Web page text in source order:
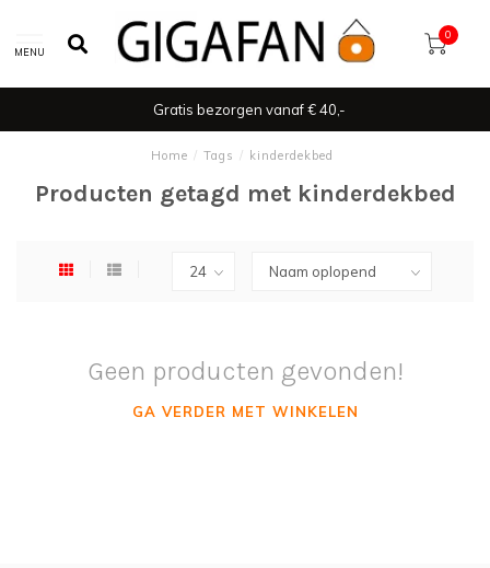
MENU
0
Gratis bezorgen vanaf € 40,-
Home / Tags / kinderdekbed
Producten getagd met kinderdekbed
Geen producten gevonden!
GA VERDER MET WINKELEN